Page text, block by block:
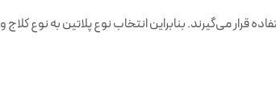
قرار می‌گیرند. بنابراین انتخاب نوع پلاتین به نوع کلاج و